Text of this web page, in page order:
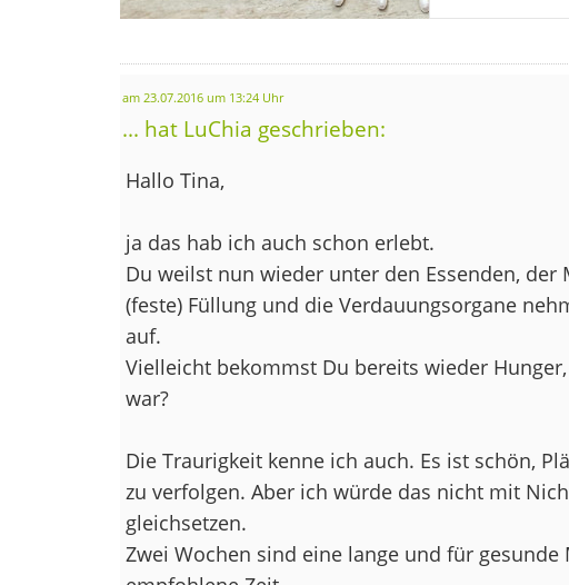
am 23.07.2016 um 13:24 Uhr
... hat LuChia geschrieben:
Hallo Tina,
ja das hab ich auch schon erlebt.
Du weilst nun wieder unter den Essenden, der
(feste) Füllung und die Verdauungsorgane
auf.
Vielleicht bekommst Du bereits wieder
war?
Die Traurigkeit kenne ich auch. Es ist schön,
zu verfolgen. Aber ich würde das nicht mit
gleichsetzen.
Zwei Wochen sind eine lange und für gesunde